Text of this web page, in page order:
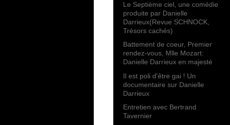
Le Septième ciel, une comédie
produite par Danielle
Darrieux(Revue SCHNOCK,
Trésors cachés)
Battement de coeur, Premier
rendez-vous, Mlle Mozart:
Danielle Darrieux en majesté
Il est poli d'être gai ! Un
documentaire sur Danielle
Darrieux
Entretien avec Bertrand
Tavernier